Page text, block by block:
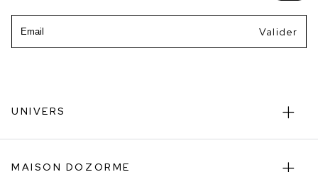
UNIVERS
MAISON DOZORME